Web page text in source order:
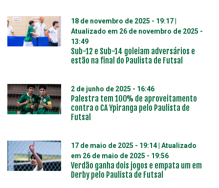
18 de novembro de 2025 - 19:17
Atualizado em 26 de novembro de 2025 -
13:49
Sub-12 e Sub-14 goleiam adversários e
estão na final do Paulista de Futsal
2 de junho de 2025 - 16:46
Palestra tem 100% de aproveitamento
contra o CA Ypiranga pelo Paulista de
Futsal
17 de maio de 2025 - 19:14| Atualizado
em 26 de maio de 2025 - 19:56
Verdão ganha dois jogos e empata um em
Derby pelo Paulista de Futsal